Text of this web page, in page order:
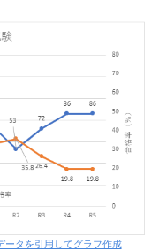
タを引用してグラフ作成